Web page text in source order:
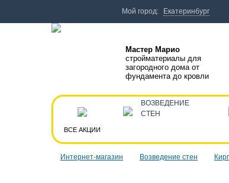
Интернет-магазин Возведение стен
Мастер Марио
стройматериалы для
загородного дома от
фундамента до кровли
ВСЕ АКЦИИ
ВОЗВЕДЕНИЕ
СТЕН
Мой город: Екатеринбург